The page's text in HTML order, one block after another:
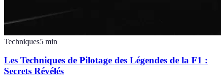
Techniques5 min
Les Techniques de Pilotage des Légendes de la F1 :
Secrets Révélés